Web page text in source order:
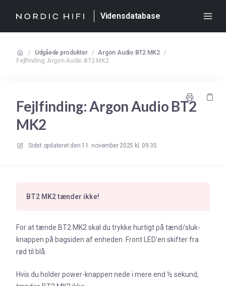
Vidensdatabase
/ Udgåede produkter / Argon Audio BT2 MK2 /
Fejlfinding: Argon Audio BT2 MK2
Fejlfinding: Argon Audio BT2
MK2
Sidst opdateret den 11. november 2025 kl. 09.35
BT2 MK2 tænder ikke!
For at tænde BT2 MK2 skal du trykke hurtigt på tænd/sluk-
knappen på bagsiden af enheden. Front LED'en skifter fra
rød til blå.
Hvis du holder power-knappen nede i mere end ½ sekund,